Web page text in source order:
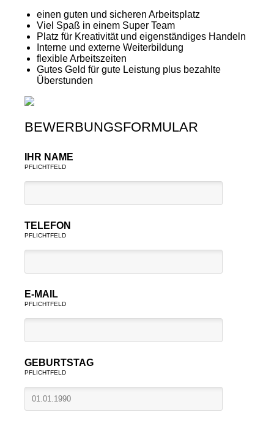
einen guten und sicheren Arbeitsplatz
Viel Spaß in einem Super Team
Platz für Kreativität und eigenständiges Handeln
Interne und externe Weiterbildung
flexible Arbeitszeiten
Gutes Geld für gute Leistung plus bezahlte
Überstunden
BEWERBUNGSFORMULAR
IHR NAME
PFLICHTFELD
TELEFON
PFLICHTFELD
E-MAIL
PFLICHTFELD
GEBURTSTAG
PFLICHTFELD